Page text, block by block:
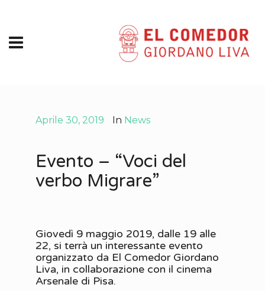
Aprile 30, 2019 In News
Evento – “Voci del
verbo Migrare”
Giovedì 9 maggio 2019, dalle 19 alle
22, si terrà un interessante evento
organizzato da El Comedor Giordano
Liva, in collaborazione con il cinema
Arsenale di Pisa.